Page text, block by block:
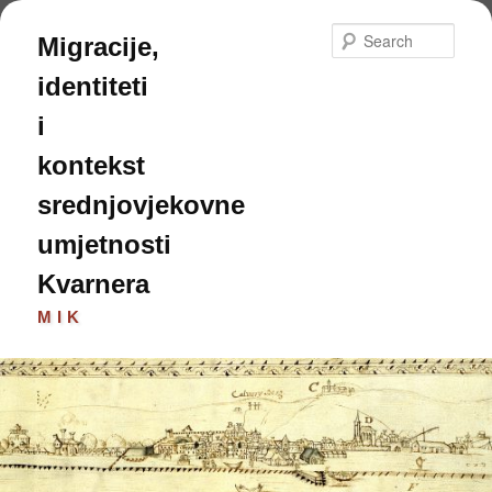
Skip
primary
content
Migracije,
identiteti
i
kontekst
srednjovjekovne
umjetnosti
Kvarnera
MIK